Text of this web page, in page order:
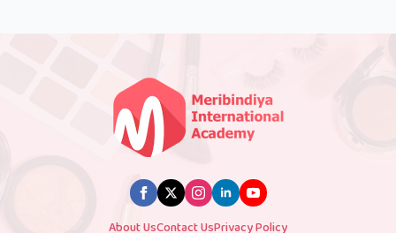
About UsContact UsPrivacy Policy